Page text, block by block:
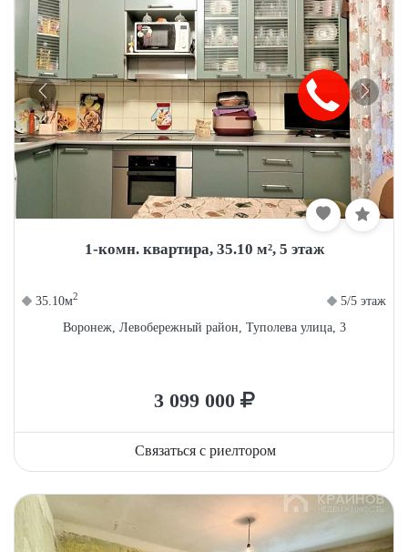
1-комн. квартира, 35.10 м², 5 этаж
35.10м2
5/5 этаж
Воронеж, Левобережный район, Туполева улица, 3
3 099 000
Связаться с риелтором